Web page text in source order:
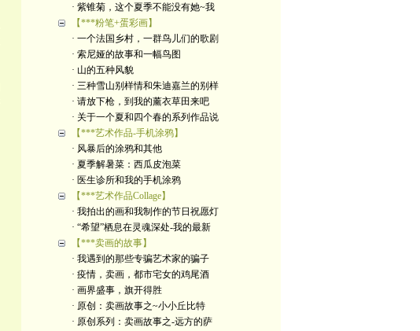
· 紫锥菊，这个夏季不能没有她~我
【***粉笔+蛋彩画】
· 一个法国乡村，一群鸟儿们的歌剧
· 索尼娅的故事和一幅鸟图
· 山的五种风貌
· 三种雪山别样情和朱迪嘉兰的别样
· 请放下枪，到我的薰衣草田来吧
· 关于一个夏和四个春的系列作品说
【***艺术作品-手机涂鸦】
· 风暴后的涂鸦和其他
· 夏季解暑菜：西瓜皮泡菜
· 医生诊所和我的手机涂鸦
【***艺术作品Collage】
· 我拍出的画和我制作的节日祝愿灯
· “希望”栖息在灵魂深处-我的最新
【***卖画的故事】
· 我遇到的那些专骗艺术家的骗子
· 疫情，卖画，都市宅女的鸡尾酒
· 画界盛事，旗开得胜
· 原创：卖画故事之~小小丘比特
· 原创系列：卖画故事之-远方的萨